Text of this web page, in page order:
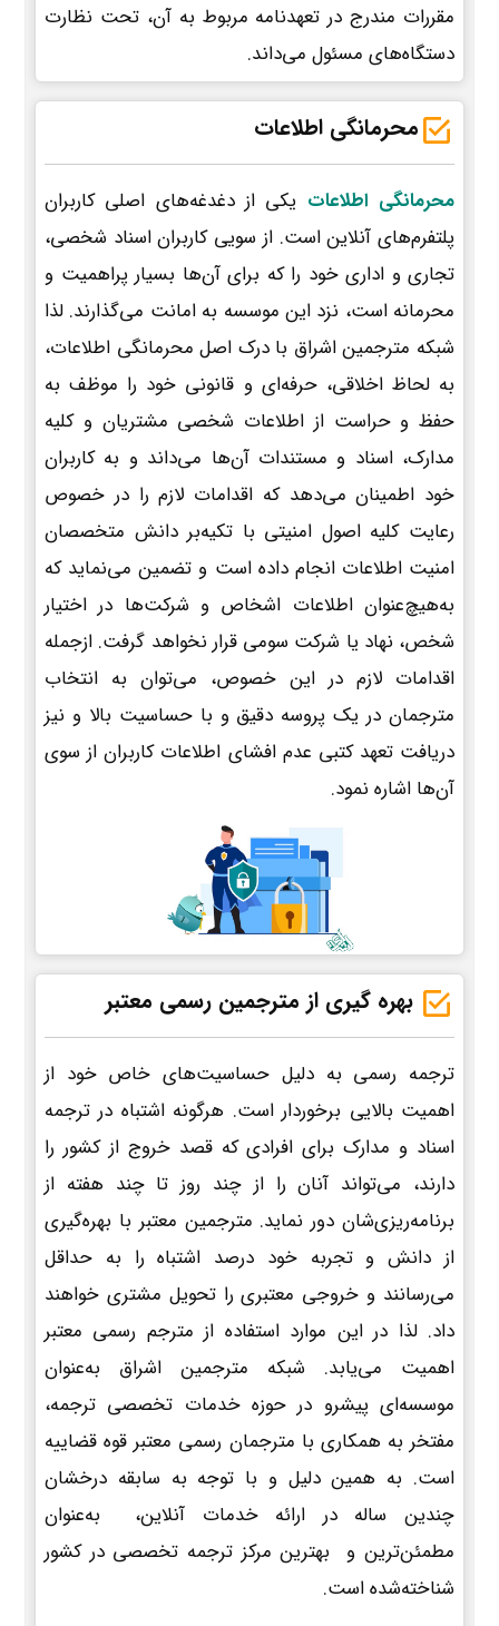
مقررات مندرج در تعهدنامه مربوط به آن، تحت نظارت
دستگاه‌های مسئول می‌داند.
محرمانگی اطلاعات
محرمانگی اطلاعات یکی از دغدغه‌های اصلی کاربران
پلتفرم‌های آنلاین است. از سویی کاربران اسناد شخصی،
تجاری و اداری خود را که برای آن‌ها بسیار پراهمیت و
محرمانه است، نزد این موسسه به امانت می‌گذارند. لذا
شبکه مترجمین اشراق با درک اصل محرمانگی اطلاعات،
به لحاظ اخلاقی، حرفه‌ای و قانونی خود را موظف به
حفظ و حراست از اطلاعات شخصی مشتریان و کلیه
مدارک، اسناد و مستندات آن‌ها می‌داند و به کاربران
خود اطمینان می‌دهد که اقدامات لازم را در خصوص
رعایت کلیه اصول امنیتی با تکیه‌بر دانش متخصصان
امنیت اطلاعات انجام داده است و تضمین می‌نماید که
به‌هیچ‌عنوان اطلاعات اشخاص و شرکت‌ها در اختیار
شخص، نهاد یا شرکت سومی قرار نخواهد گرفت. ازجمله
اقدامات لازم در این خصوص، می‌توان به انتخاب
مترجمان در یک پروسه دقیق و با حساسیت بالا و نیز
دریافت تعهد کتبی عدم افشای اطلاعات کاربران از سوی
آن‌ها اشاره نمود.
بهره گیری از مترجمین رسمی معتبر
ترجمه رسمی به دلیل حساسیت‌های خاص خود از
اهمیت بالایی برخوردار است. هرگونه اشتباه در ترجمه
اسناد و مدارک برای افرادی که قصد خروج از کشور را
دارند، می‌تواند آنان را از چند روز تا چند هفته از
برنامه‌ریزی‌شان دور نماید. مترجمین معتبر با بهره‌گیری
از دانش و تجربه خود درصد اشتباه را به حداقل
می‌رسانند و خروجی معتبری را تحویل مشتری خواهند
داد. لذا در این موارد استفاده از مترجم رسمی معتبر
اهمیت می‌یابد. شبکه مترجمین اشراق به‌عنوان
موسسه‌ای پیشرو در حوزه خدمات تخصصی ترجمه،
مفتخر به همکاری با مترجمان رسمی معتبر قوه قضاییه
است. به همین دلیل و با توجه به سابقه درخشان
چندین ساله در ارائه خدمات آنلاین، به‌عنوان
مطمئن‌ترین و بهترین مرکز ترجمه تخصصی در کشور
شناخته‌شده است.